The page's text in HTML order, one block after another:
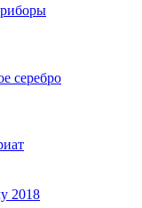
серебро
2018